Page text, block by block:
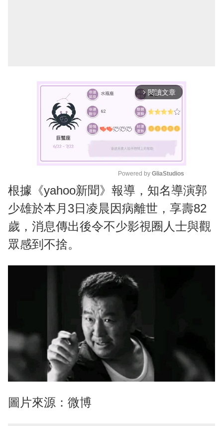
arrow_forward_ios 閱讀文章
M
u
t
e
Powered by GliaStudios
根據《yahoo新聞》報導，知名導演郭
少雄於本月3日凌晨因病離世，享壽82
歲，消息傳出後令不少影視圈人士與觀
眾感到不捨。
圖片來源：微博